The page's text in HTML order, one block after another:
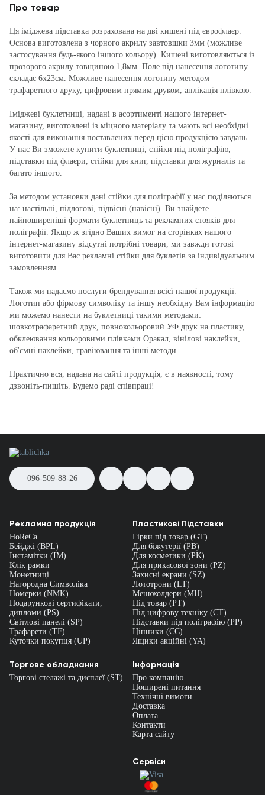
Про товар
Ця іміджева підставка розрахована на дві кишені під єврофлаєр.
Основа виготовлена з чорного акрилу завтовшки 3мм (можливе
застосування будь-якого іншого кольору). Кишені виготовляються із
прозорого акрилу товщиною 1,8мм. Поле під нанесення логотипу
складає 6х23см. Можливе нанесення логотипу методом
трафаретного друку, цифровим прямим друком, аплікація плівкою.
Іміджеві буклетниці, надані в асортименті нашого інтернет-
магазину, виготовлені із міцного матеріалу та мають всі необхідні
якості для виконання поставлених перед цією продукцією завдань.
У нас Ви зможете купити буклетниці, стійки під поліграфію,
підставки під флаєри, стійки для книг, підставки для журналів та
багато іншого.
За методом установки дані стійки для поліграфії у нас поділяються
на: настільні, підлогові, підвісні (навісні). Ви знайдете
найпоширеніші формати буклетниць та рекламних стояків для
поліграфії. Якщо ж згідно Ваших вимог на сторінках нашого
інтернет-магазину відсутні потрібні товари, ми завжди готові
виготовити для Вас рекламні стійки для буклетів за індивідуальним
замовленням.
Також ми надаємо послуги брендування всієї нашої продукції.
Логотип або фірмову символіку та іншу необхідну Вам інформацію
ми можемо нанести на буклетниці такими методами:
шовкотрафаретний друк, повнокольоровий УФ друк на пластику,
обклеювання кольоровими плівками Оракал, вінілові наклейки,
об'ємні наклейки, гравіювання та інші методи.
Практично вся, надана на сайті продукція, є в наявності, тому
дзвоніть-пишіть. Будемо раді співпраці!
096-509-88-26
Рекламна продукція
HoReCa
Бейджі (BPL)
Інстамітки (IM)
Клік рамки
Монетниці
Нагородна Символіка
Номерки (NMK)
Подарункові сертифікати,
дипломи (PS)
Світлові панелі (SP)
Трафарети (TF)
Куточки покупця (UP)
Пластикові Підставки
Гірки під товар (GT)
Для біжутерії (PB)
Для косметики (PK)
Для прикасової зони (PZ)
Захисні екрани (SZ)
Лототрони (LT)
Менюхолдери (MH)
Під товар (PT)
Під цифрову техніку (CT)
Підставки під поліграфію (PP)
Цінники (СС)
Ящики акційні (YA)
Торгове обладнання
Торгові стелажі та дисплеї (ST)
Інформація
Про компанію
Поширені питання
Технічні вимоги
Доставка
Оплата
Контакти
Карта сайту
Сервіси